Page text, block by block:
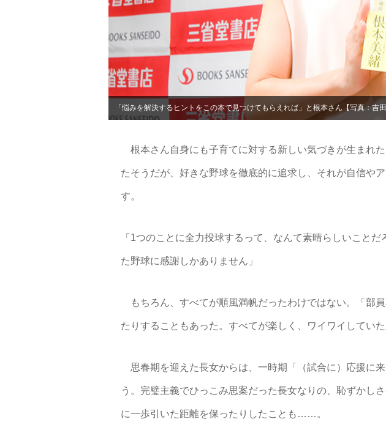
「悩みを解決するヒントをこの本で見つけてもらえれば」と根本さん【写真：吉田
根本さん自身にも子育てに対する新しい気づきが生まれ
たそうだが、好きな野球を徹底的に追求し、それが自信や
す。
「1つのことに全力投球するって、なんて素晴らしいこと
た野球に感謝しかありません」
もちろん、すべてが順風満帆だったわけではない。「部
たりすることもあった。すべてが楽しく、ワイワイしてい
思春期を迎えた長女からは、一時期「（試合に）応援に
う。完璧主義でひっこみ思案だった長女なりの、恥ずかし
に一歩引いた距離を保ったりしたことも……。